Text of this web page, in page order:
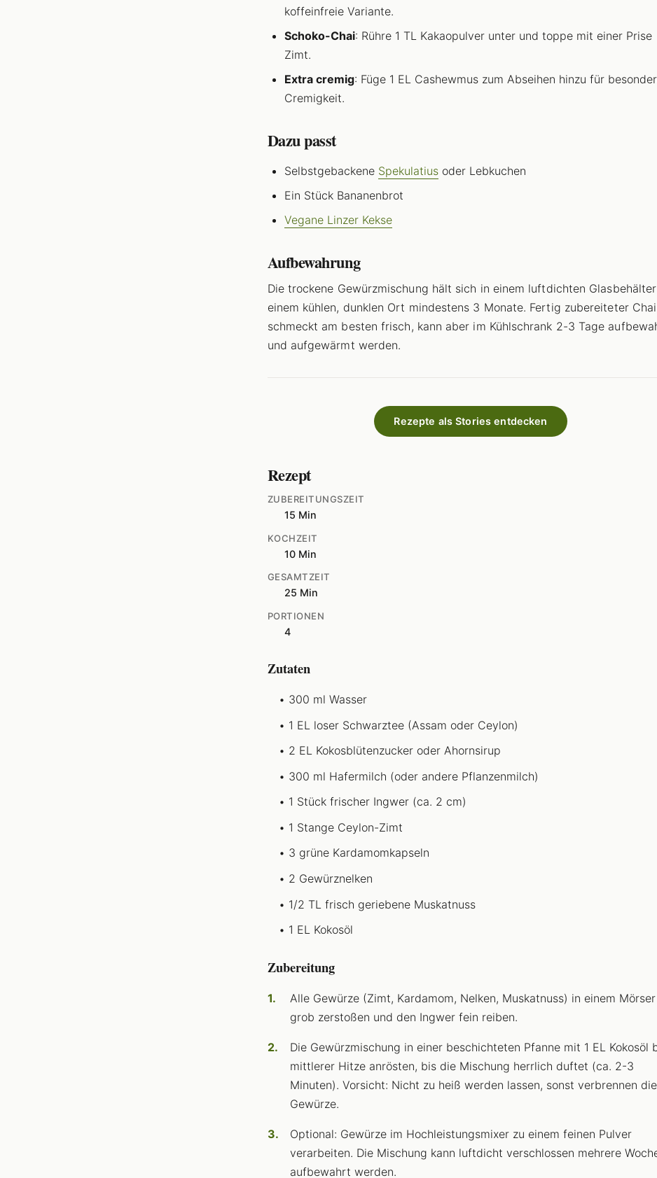
koffeinfreie Variante.
Schoko-Chai: Rühre 1 TL Kakaopulver unter und toppe mit einer Prise
Zimt.
Extra cremig: Füge 1 EL Cashewmus zum Abseihen hinzu für
Cremigkeit.
Dazu passt
Selbstgebackene Spekulatiusoder Lebkuchen
Ein Stück Bananenbrot
Vegane Linzer Kekse
Aufbewahrung
Die trockene Gewürzmischung hält sich in einem luftdichten
einem kühlen, dunklen Ort mindestens 3 Monate. Fertig zubereiteter Chai
schmeckt am besten frisch, kann aber im Kühlschrank 2-3 Tage
und aufgewärmt werden.
Rezepte als Stories entdecken
Rezept
ZUBEREITUNGSZEIT
15 Min
KOCHZEIT
10 Min
GESAMTZEIT
25 Min
PORTIONEN
4
Zutaten
300 ml Wasser
1 EL loser Schwarztee (Assam oder Ceylon)
2 EL Kokosblütenzucker oder Ahornsirup
300 ml Hafermilch (oder andere Pflanzenmilch)
1 Stück frischer Ingwer (ca. 2 cm)
1 Stange Ceylon-Zimt
3 grüne Kardamomkapseln
2 Gewürznelken
1/2 TL frisch geriebene Muskatnuss
1 EL Kokosöl
Zubereitung
Alle Gewürze (Zimt, Kardamom, Nelken, Muskatnuss) in einem Mörser
grob zerstoßen und den Ingwer fein reiben.
Die Gewürzmischung in einer beschichteten Pfanne mit 1 EL Kokosöl
mittlerer Hitze anrösten, bis die Mischung herrlich duftet (ca. 2-3
Minuten). Vorsicht: Nicht zu heiß werden lassen, sonst verbrennen die
Gewürze.
Optional: Gewürze im Hochleistungsmixer zu einem feinen Pulver
verarbeiten. Die Mischung kann luftdicht verschlossen mehrere
aufbewahrt werden.